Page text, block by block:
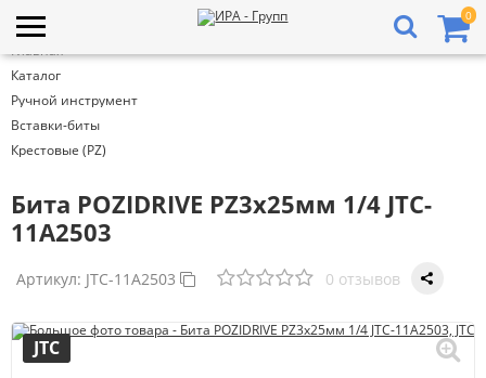
0
Главная
Каталог
Ручной инструмент
Вставки-биты
Крестовые (PZ)
Бита POZIDRIVE PZ3х25мм 1/4 JTC-
11A2503
Артикул: JTC-11A2503 0 отзывов
JTC